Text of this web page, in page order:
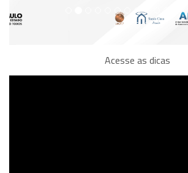
Acesse as dicas